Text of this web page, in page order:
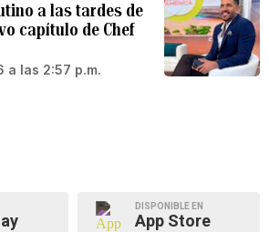
a las tardes de
capítulo de Chef
a las 2:57 p.m.
DISPONIBLE EN
App Store